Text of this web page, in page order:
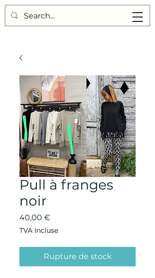
Points de Suture
Pull à franges
noir
40,00 €
TVA Incluse
Rupture de stock